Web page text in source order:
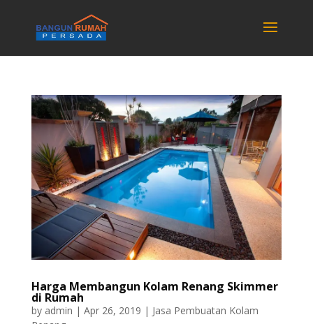
Harga Membangun Kolam Renang Skimmer
di Rumah
by admin | Apr 26, 2019 | Jasa Pembuatan Kolam